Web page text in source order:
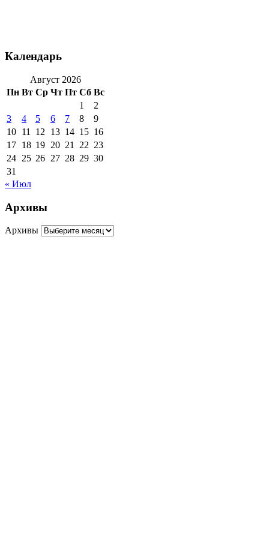
Календарь
Август 2026
Пн Вт Ср Чт Пт Сб Вс
1
2
3
4 5 6 7 8
9
10 11 12 13 14 15 16
17 18 19 20 21 22 23
24 25 26 27 28 29 30
31
« Июл
Архивы
Архивы